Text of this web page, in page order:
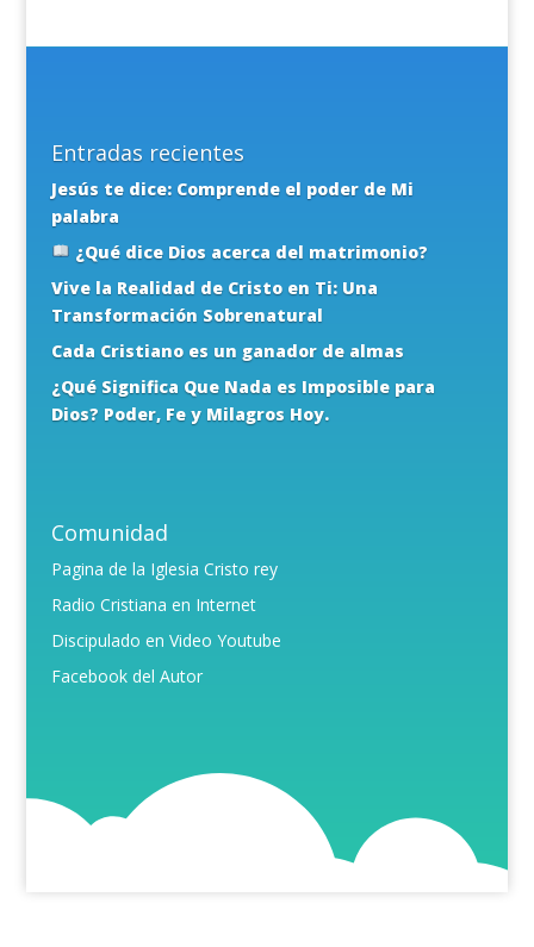
Entradas recientes
Jesús te dice: Comprende el poder de Mi
palabra
¿Qué dice Dios acerca del matrimonio?
Vive la Realidad de Cristo en Ti: Una
Transformación Sobrenatural
Cada Cristiano es un ganador de almas
¿Qué Significa Que Nada es Imposible para
Dios? Poder, Fe y Milagros Hoy.
Comunidad
Pagina de la Iglesia Cristo rey
Radio Cristiana en Internet
Discipulado en Video Youtube
Facebook del Autor